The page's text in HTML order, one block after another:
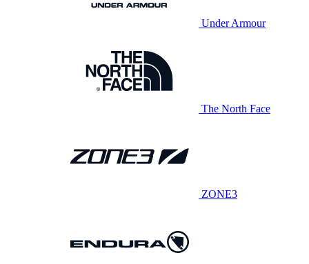
Under Armour
The North Face
ZONE3